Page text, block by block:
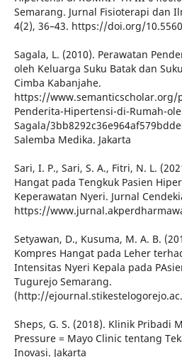
Semarang. Jurnal Fisioterapi dan
4(2), 36–43. https://doi.org/
Sagala, L. (2010). Perawatan
oleh Keluarga Suku Batak dan
Cimba Kabanjahe.
https://www.semanticscholar.org/
Penderita-Hipertensi-di-Rumah-
Sagala/
Salemba Medika. Jakarta
Sari, I. P., Sari, S. A., Fitri, N. L.
Hangat pada Tengkuk Pasien
Keperawatan Nyeri. Jurnal
https://
Setyawan, D., Kusuma, M. A. B.
Kompres Hangat pada Leher
Intensitas Nyeri Kepala pada
Tugurejo Semarang.
(http://
Sheps, G. S. (2018). Klinik Pribadi
Pressure = Mayo Clinic tentang
Inovasi. Jakarta